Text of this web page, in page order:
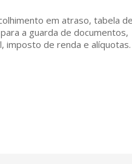
em atraso, tabela de
a guarda de documentos,
imposto de renda e alíquotas.